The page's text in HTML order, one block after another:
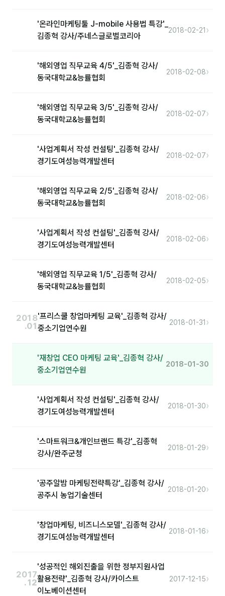
담당자·교육생 피드백
온라인강의 수강 후기
미팅·보고
재무·계약
트렌드 리포트
문서자료실
'온라인마케팅툴 J-mobile 사용법 특강'_
김종혁 강사/주네스글로벌코리아
2018-02-21 ›
'해외영업 직무교육 4/5'_김종혁 강사/
동국대학교&능률협회
2018-02-08›
'해외영업 직무교육 3/5'_김종혁 강사/
동국대학교&능률협회
2018-02-07›
'사업계획서 작성 컨설팅'_김종혁 강사/
경기도여성능력개발센터
2018-02-07›
'해외영업 직무교육 2/5'_김종혁 강사/
동국대학교&능률협회
2018-02-06›
'사업계획서 작성 컨설팅'_김종혁 강사/
경기도여성능력개발센터
2018-02-06›
'해외영업 직무교육 1/5'_김종혁 강사/
동국대학교&능률협회
2018-02-05›
2018
.01
'프리스쿨 창업마케팅 교육'_김종혁 강사/
중소기업연수원
2018-01-31 ›
'재창업 CEO 마케팅 교육'_김종혁 강사/
중소기업연수원
2018-01-30
'사업계획서 작성 컨설팅'_김종혁 강사/
경기도여성능력개발센터
2018-01-30›
'스마트워크&개인브랜드 특강'_김종혁
강사/완주군청
2018-01-29›
'공주알밤 마케팅전략특강'_김종혁 강사/
공주시 농업기술센터
2018-01-20›
'창업마케팅, 비즈니스모델'_김종혁 강사/
경기도여성능력개발센터
2018-01-16›
2017
.12
'성공적인 해외진출을 위한 정부지원사업
활용전략'_김종혁 강사/카이스트
이노베이션센터
2017-12-15›